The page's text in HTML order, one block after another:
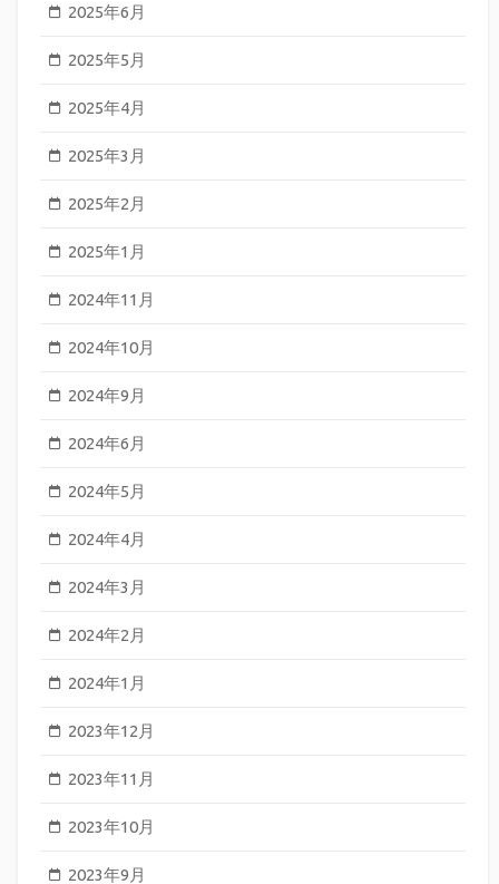
2025年6月
2025年5月
2025年4月
2025年3月
2025年2月
2025年1月
2024年11月
2024年10月
2024年9月
2024年6月
2024年5月
2024年4月
2024年3月
2024年2月
2024年1月
2023年12月
2023年11月
2023年10月
2023年9月